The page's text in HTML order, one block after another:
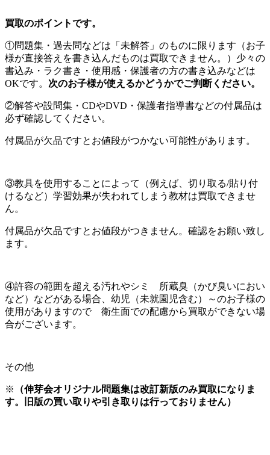
買取のポイントです。
①問題集・過去問などは「未解答」のものに限ります（お子
様が直接答えを書き込んだものは買取できません。）少々の
書込み・ラク書き・使用感・保護者の方の書き込みなどは
OKです。 次のお子様が使えるかどうかでご判断ください。
②解答や設問集・CDやDVD・保護者指導書などの付属品は
必ず確認してください。
付属品が欠品ですとお値段がつかない可能性があります。
③教具を使用することによって（例えば、切り取る/貼り付
けるなど）学習効果が失われてしまう教材は買取できませ
ん。
付属品が欠品ですとお値段がつきません。確認をお願い致し
ます。
④許容の範囲を超える汚れやシミ 所蔵臭（かび臭いにおい
など）などがある場合、幼児（未就園児含む）～のお子様の
使用がありますので 衛生面での配慮から買取ができない場
合がございます。
その他
※ （伸芽会オリジナル問題集は改訂新版のみ買取になりま
す。旧版の買い取りや引き取りは行っておりません）